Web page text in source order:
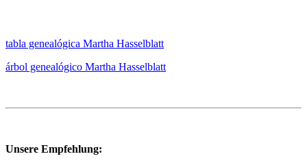
tabla genealógica Martha Hasselblatt
árbol genealógico Martha Hasselblatt
Unsere Empfehlung: